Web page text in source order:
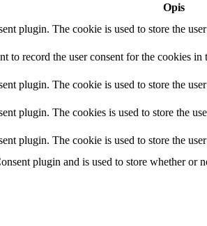
Opis
plugin. The cookie is used to store the
to record the user consent for the cookies
plugin. The cookie is used to store the
plugin. The cookies is used to store the
plugin. The cookie is used to store the
plugin and is used to store whether or